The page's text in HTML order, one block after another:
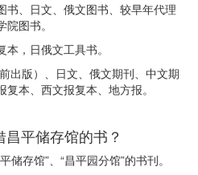
书、日文、俄文图书、较早年代理
图书。
，日俄文工具书。
出版）、日文、俄文期刊、中文期
本、西文报复本、地方报。
昌平储存馆的书？
存馆”、“昌平园分馆”的书刊。